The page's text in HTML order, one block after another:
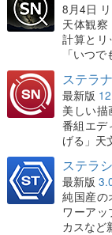
8月4日
天体観
計算とリ
「いつ
ステラ
最新版
美しい
番組エデ
げる」天
ステラ
最新版
純国産の
ワーア
カスなど